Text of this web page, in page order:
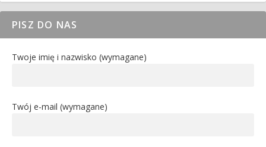
PISZ DO NAS
Twoje imię i nazwisko (wymagane)
Twój e-mail (wymagane)